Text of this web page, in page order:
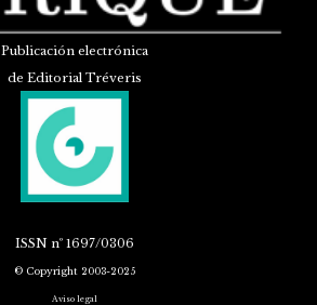
Publicación electrónica
de Editorial Tréveris
ISSN nº 1697/0306
© Copyright 2003-2025
Aviso legal